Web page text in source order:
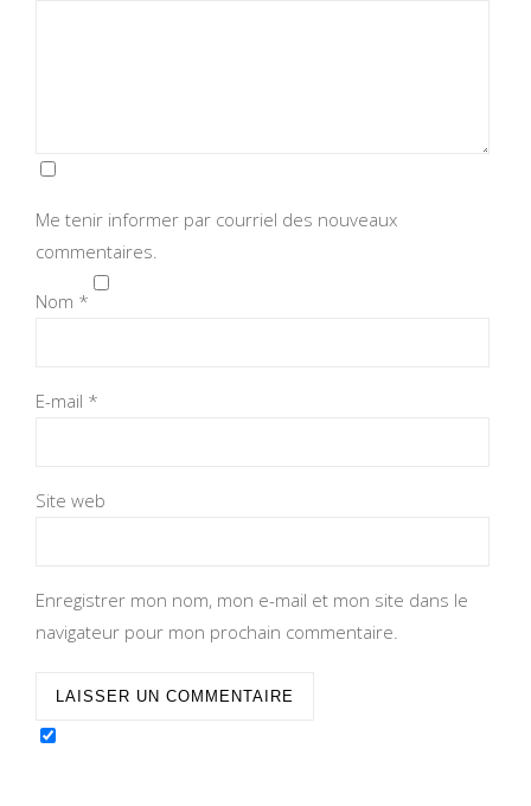
Me tenir informer par courriel des nouveaux
commentaires.
Nom *
E-mail *
Site web
Enregistrer mon nom, mon e-mail et mon site dans le
navigateur pour mon prochain commentaire.